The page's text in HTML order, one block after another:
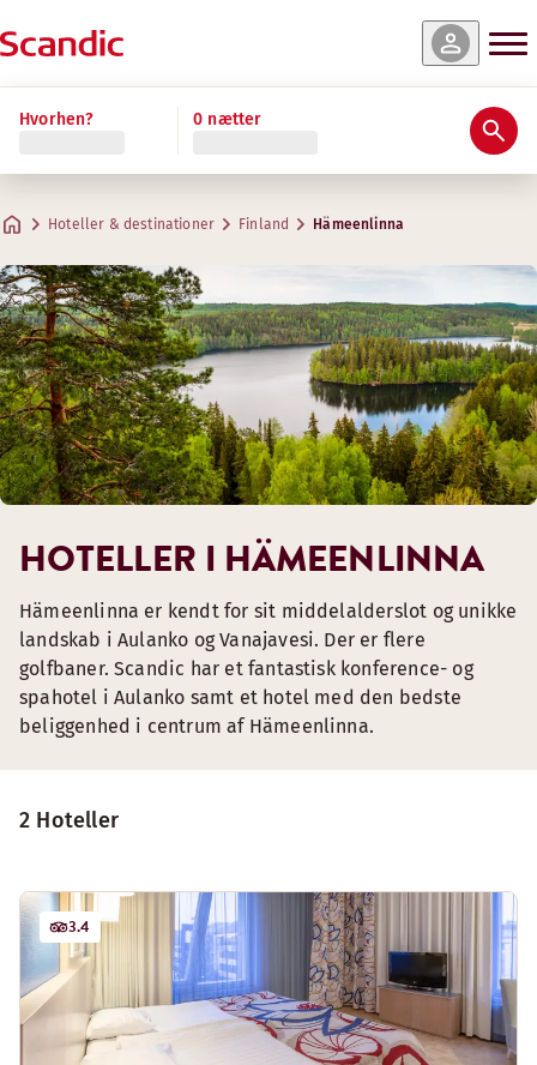
Hvorhen? 0 nætter
Hoteller & destinationer Finland Hämeenlinna
2 Hoteller
3.4
HOTELLER I HÄMEENLINNA
Hämeenlinna er kendt for sit middelalderslot og unikke
landskab i Aulanko og Vanajavesi. Der er flere
golfbaner. Scandic har et fantastisk konference- og
spahotel i Aulanko samt et hotel med den bedste
beliggenhed i centrum af Hämeenlinna.